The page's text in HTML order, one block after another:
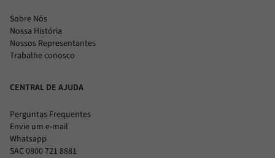
Sobre Nós
Nossa História
Nossos Representantes
Trabalhe conosco
CENTRAL DE AJUDA
Perguntas Frequentes
Envie um e-mail
Whatsapp
SAC 0800 721 8881